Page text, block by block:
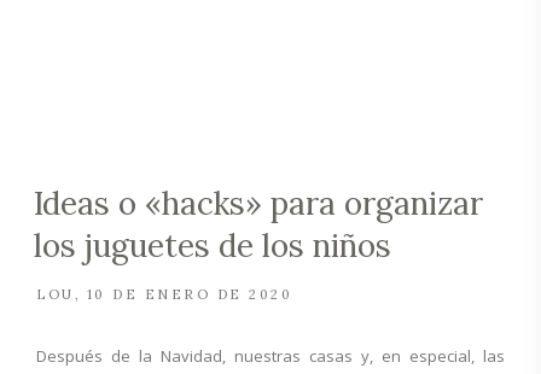
Ideas o «hacks» para organizar
los juguetes de los niños
LOU 10 DE ENERO DE 2020
Después de la Navidad, nuestras casas y, en especial, las